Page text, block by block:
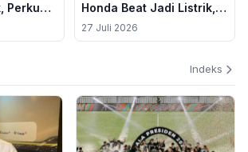
Perkuat
Honda Beat Jadi Listrik, 4
Unit Diserahkan untuk
Media Belajar
27 Juli 2026
Indeks